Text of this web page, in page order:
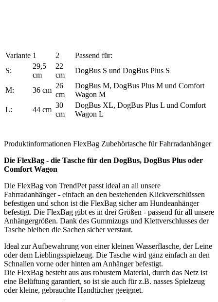
Variante 1 2
Passend für:
S:
29,5
cm
22
cm
DogBus S und DogBus Plus S
M: 36 cm
26
cm
DogBus M, DogBus Plus M und Comfort
Wagon M
L:
44 cm
30
cm
DogBus XL, DogBus Plus L und Comfort
Wagon L
Produktinformationen FlexBag Zubehörtasche für Fahrradanhänger
Die FlexBag - die Tasche für den DogBus, DogBus Plus oder
Comfort Wagon
Die FlexBag von TrendPet passt ideal an all unsere
Fahrradanhänger - einfach an den bestehenden Klickverschlüssen
befestigen und schon ist die FlexBag sicher am Hundeanhänger
befestigt. Die FlexBag gibt es in drei Größen - passend für all unsere
Anhängergrößen. Dank des Gummizugs und Klettverschlusses der
Tasche bleiben die Sachen sicher verstaut.
Ideal zur Aufbewahrung von einer kleinen Wasserflasche, der Leine
oder dem Lieblingsspielzeug. Die Tasche wird ganz einfach an den
Schnallen vorne oder hinten am Anhänger befestigt.
Die FlexBag besteht aus aus robustem Material, durch das Netz ist
eine Belüftung garantiert, so ist sie auch für z.B. nasses Spielzeug
oder kleine, gebrauchte Handtücher geeignet.